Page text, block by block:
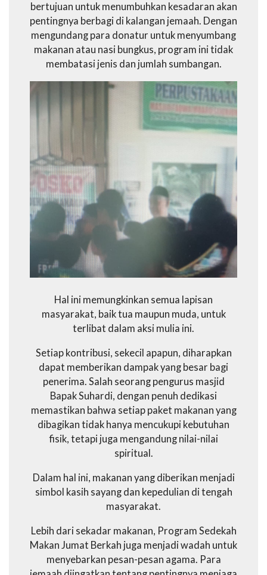
bertujuan untuk menumbuhkan kesadaran akan
pentingnya berbagi di kalangan jemaah. Dengan
mengundang para donatur untuk menyumbang
makanan atau nasi bungkus, program ini tidak
membatasi jenis dan jumlah sumbangan.
Hal ini memungkinkan semua lapisan
masyarakat, baik tua maupun muda, untuk
terlibat dalam aksi mulia ini.
Setiap kontribusi, sekecil apapun, diharapkan
dapat memberikan dampak yang besar bagi
penerima. Salah seorang pengurus masjid
Bapak Suhardi, dengan penuh dedikasi
memastikan bahwa setiap paket makanan yang
dibagikan tidak hanya mencukupi kebutuhan
fisik, tetapi juga mengandung nilai-nilai
spiritual.
Dalam hal ini, makanan yang diberikan menjadi
simbol kasih sayang dan kepedulian di tengah
masyarakat.
Lebih dari sekadar makanan, Program Sedekah
Makan Jumat Berkah juga menjadi wadah untuk
menyebarkan pesan-pesan agama. Para